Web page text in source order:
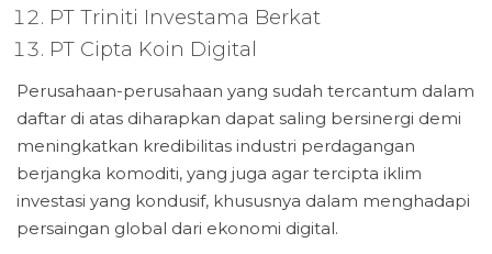
PT Triniti Investama Berkat
PT Cipta Koin Digital
Perusahaan-perusahaan yang sudah tercantum dalam
daftar di atas diharapkan dapat saling bersinergi demi
meningkatkan kredibilitas industri perdagangan
berjangka komoditi, yang juga agar tercipta iklim
investasi yang kondusif, khususnya dalam menghadapi
persaingan global dari ekonomi digital.